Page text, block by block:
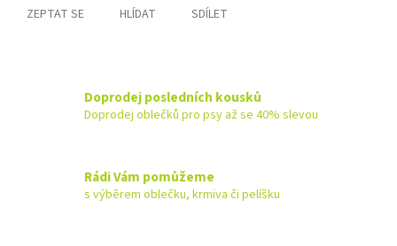
ZEPTAT SE HLÍDAT SDÍLET
Doprodej posledních kousků
Doprodej oblečků pro psy až se 40% slevou
Rádi Vám pomůžeme
s výběrem oblečku, krmiva či pelíšku